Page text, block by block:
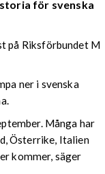
för svenska
på Riksförbundet M
ner i svenska
Många har
Österrike, Italien
kommer, säger